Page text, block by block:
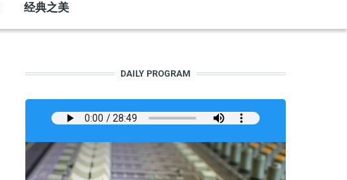
经典之美
DAILY PROGRAM